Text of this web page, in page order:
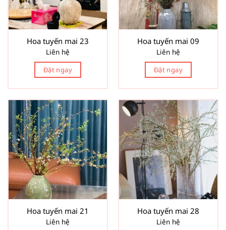
Hoa tuyến mai 23
Liên hệ
Đặt ngay
Hoa tuyến mai 09
Liên hệ
Đặt ngay
Hoa tuyến mai 21
Liên hệ
Hoa tuyến mai 28
Liên hệ